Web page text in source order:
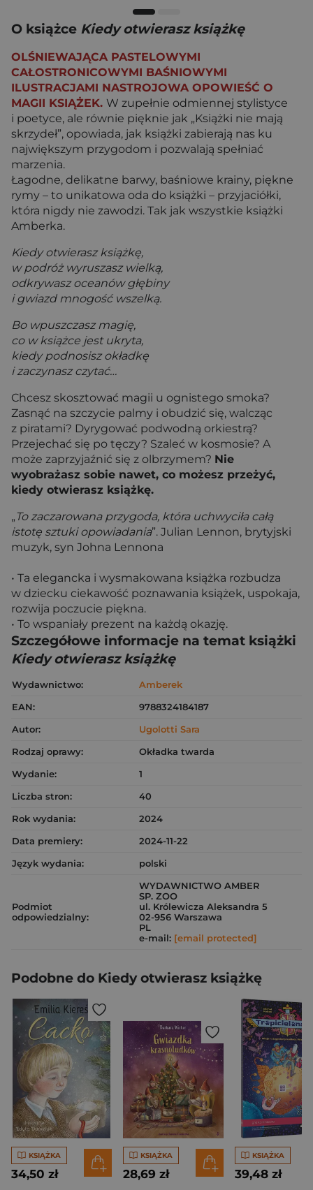
O książce Kiedy otwierasz książkę
OLŚNIEWAJĄCA PASTELOWYMI
CAŁOSTRONICOWYMI BAŚNIOWYMI
ILUSTRACJAMI NASTROJOWA OPOWIEŚĆ O
MAGII KSIĄŻEK. W zupełnie odmiennej stylistyce
i poetyce, ale równie pięknie jak „Książki nie mają
skrzydeł”, opowiada, jak książki zabierają nas ku
największym przygodom i pozwalają spełniać
marzenia.
Łagodne, delikatne barwy, baśniowe krainy, piękne
rymy – to unikatowa oda do książki – przyjaciółki,
która nigdy nie zawodzi. Tak jak wszystkie książki
Amberka.
Kiedy otwierasz książkę,
w podróż wyruszasz wielką,
odkrywasz oceanów głębiny
i gwiazd mnogość wszelką.
Bo wpuszczasz magię,
co w książce jest ukryta,
kiedy podnosisz okładkę
i zaczynasz czytać…
Chcesz skosztować magii u ognistego smoka?
Zasnąć na szczycie palmy i obudzić się, walcząc
z piratami? Dyrygować podwodną orkiestrą?
Przejechać się po tęczy? Szaleć w kosmosie? A
może zaprzyjaźnić się z olbrzymem? Nie
wyobrażasz sobie nawet, co możesz przeżyć,
kiedy otwierasz książkę.
„To zaczarowana przygoda, która uchwyciła całą
istotę sztuki opowiadania”. Julian Lennon, brytyjski
muzyk, syn Johna Lennona
• Ta elegancka i wysmakowana książka rozbudza
w dziecku ciekawość poznawania książek, uspokaja,
rozwija poczucie piękna.
• To wspaniały prezent na każdą okazję.
Szczegółowe informacje na temat książki
Kiedy otwierasz książkę
Wydawnictwo:
Amberek
EAN:
9788324184187
Autor:
Ugolotti Sara
Rodzaj oprawy:
Okładka twarda
Wydanie:
1
Liczba stron:
40
Rok wydania:
2024
Data premiery:
2024-11-22
Język wydania:
polski
Podmiot
odpowiedzialny:
WYDAWNICTWO AMBER
SP. ZOO
ul. Królewicza Aleksandra 5
02-956 Warszawa
PL
e-mail: [email protected]
Podobne do Kiedy otwierasz książkę
KSIĄŻKA
34,50 zł
KSIĄŻKA
28,69 zł
KSIĄŻKA
39,48 zł